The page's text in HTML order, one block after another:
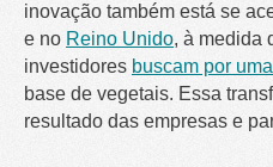
inovação também está se
e no Reino Unido, à medida
investidores buscam por
base de vegetais. Essa
resultado das empresas e